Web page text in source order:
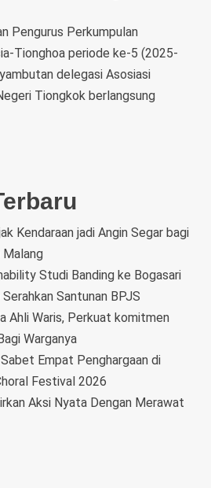
Pengurus Perkumpulan
Tionghoa periode ke-5 (2025-
delegasi Asosiasi
Tiongkok berlangsung
Kendaraan jadi Angin Segar bagi
Studi Banding ke Bogasari
Santunan BPJS
Ahli Waris, Perkuat komitmen
Warganya
Empat Penghargaan di
Festival 2026
Aksi Nyata Dengan Merawat